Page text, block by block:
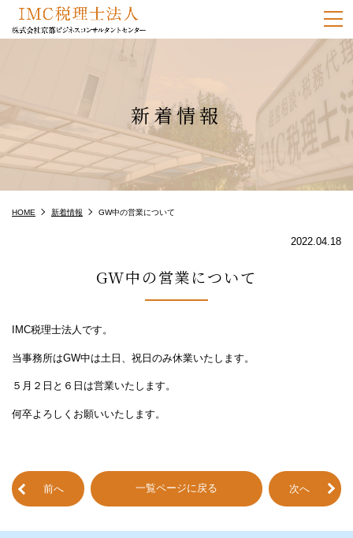
新着情報
HOME 新着情報 GW中の営業について
2022.04.18
GW中の営業について
IMC税理士法人です。
当事務所はGW中は土日、祝日のみ休業いたします。
５月２日と６日は営業いたします。
何卒よろしくお願いいたします。
前へ 一覧ページに戻る 次へ